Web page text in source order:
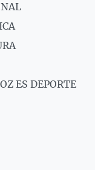
ES DEPORTE